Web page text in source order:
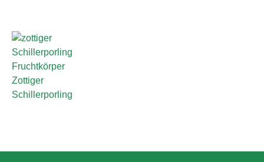
Zottiger
Schillerporling